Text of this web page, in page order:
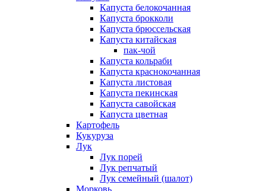
Капуста белокочанная
Капуста брокколи
Капуста брюссельская
Капуста китайская
пак-чой
Капуста кольраби
Капуста краснокочанная
Капуста листовая
Капуста пекинская
Капуста савойская
Капуста цветная
Картофель
Кукуруза
Лук
Лук порей
Лук репчатый
Лук семейный (шалот)
Морковь